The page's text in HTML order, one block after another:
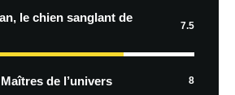
le chien sanglant de
7.5
de l’univers 8